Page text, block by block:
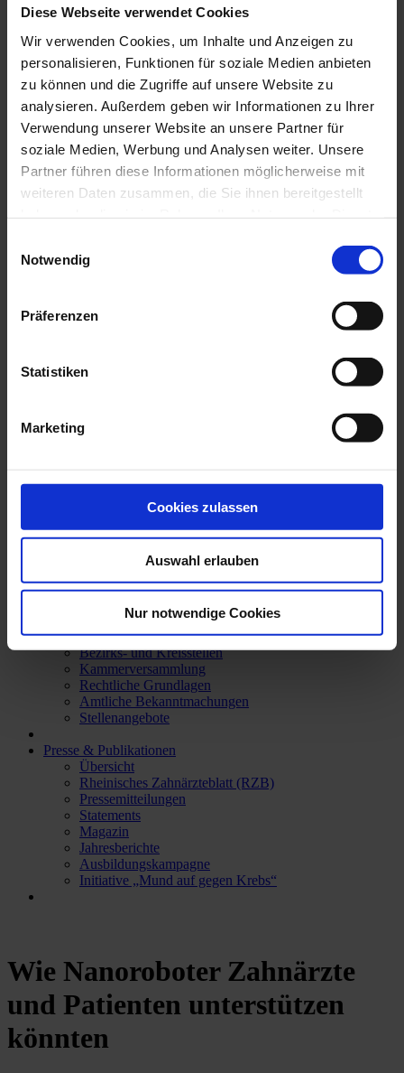
Diese Webseite verwendet Cookies
Wir verwenden Cookies, um Inhalte und Anzeigen zu
personalisieren, Funktionen für soziale Medien anbieten
zu können und die Zugriffe auf unsere Website zu
analysieren. Außerdem geben wir Informationen zu Ihrer
Verwendung unserer Website an unsere Partner für
soziale Medien, Werbung und Analysen weiter. Unsere
Partner führen diese Informationen möglicherweise mit
weiteren Daten zusammen, die Sie ihnen bereitgestellt
Notwendig
Präferenzen
Statistiken
Marketing
Cookies zulassen
Auswahl erlauben
Nur notwendige Cookies
Ausbildungsinfos für Geflüchtete
Hilfe bei Problemen in der Ausbildung
Wege in die Ausbildung
Praktikum
Umschulung
Vergütungsempfehlung für ZFA
In der Praxis: Delegationsrahmen für ZFA
Kenntnisse im Strahlenschutz
Aufstiegsfortbildung OBF / FZP
Offene Baustein Fortbildung (OBF)
Fachwirt/in für zahnärztliches Praxismanagement
(FZP)
Übersicht
Patienteninformationen
Gebührenordnung (GOZ)
Informationen in Leichter Sprache
Übersicht
Präsident, Vorstand und Geschäftsführung
Ansprechpartner
Bezirks- und Kreisstellen
Kammerversammlung
Rechtliche Grundlagen
Amtliche Bekanntmachungen
Stellenangebote
Presse & Publikationen
Übersicht
Rheinisches Zahnärzteblatt (RZB)
Pressemitteilungen
Statements
Magazin
Jahresberichte
Ausbildungskampagne
Initiative „Mund auf gegen Krebs“
Wie Nanoroboter Zahnärzte
und Patienten unterstützen
könnten